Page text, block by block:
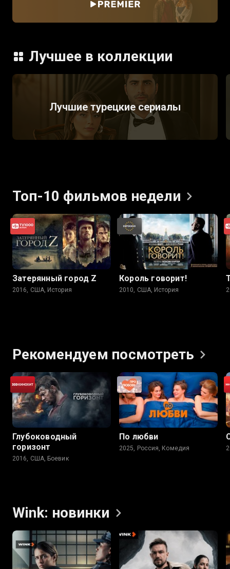
Лучшее в коллекции
Лучшие турецкие сериалы
Топ-10 фильмов недели
Затерянный город Z
2016, США, История
Король говорит!
2010, США, История
Рекомендуем посмотреть
Глубоководный
горизонт
2016, США, Боевик
По любви
2025, Россия, Комедия
Wink: новинки